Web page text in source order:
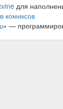
для
комиксов
» —